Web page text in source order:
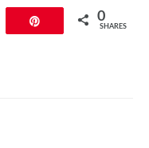
0
SHARES